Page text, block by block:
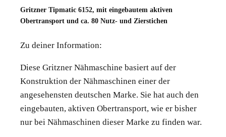
Gritzner Tipmatic 6152, mit eingebautem aktiven
Obertransport und ca. 80 Nutz- und Zierstichen
Zu deiner Information:
Diese Gritzner Nähmaschine basiert auf der
Konstruktion der Nähmaschinen einer der
angesehensten deutschen Marke. Sie hat auch den
eingebauten, aktiven Obertransport, wie er bisher
nur bei Nähmaschinen dieser Marke zu finden war.